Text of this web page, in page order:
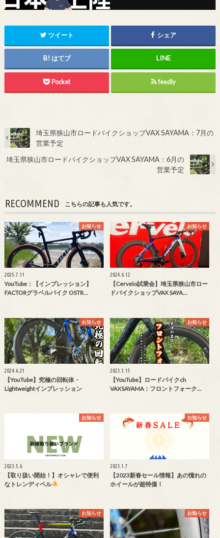
ツイート シェア
はてブ
Pocket feedly
埼玉県狭山市ロードバイクショップVAX SAYAMA：7月の
営業予定
埼玉県狭山市ロードバイクショップVAX SAYAMA：6月の
営業予定
RECOMMEND こちらの記事も人気です。
お知らせ
2025.7.11
YouTube：【インプレッション】
FACTORグラベルバイク OSTR…
お知らせ
2024.6.12
【Cervelo試乗会】埼玉県狭山市ロー
ドバイクショップVAX SAYA…
お知らせ
2024.6.21
【YouTube】究極の回転体・
Lightweightインプレッション
お知らせ
2023.5.15
【YouTube】ロードバイクch
VAXSAYAMA：フロントフォーク…
お知らせ
2023.5.6
【取り扱い開始！】オシャレで便利
なトレンディベル
お知らせ
2023.1.7
【2023新春セール情報】あの憧れの
ホイールが超特価！
お知らせ お知らせ